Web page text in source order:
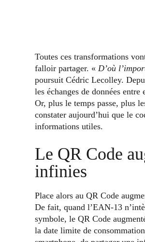
Toutes ces transformations
falloir partager. « D’où
poursuit Cédric Lecolley.
les échanges de données
Or, plus le temps passe, plus
constater aujourd’hui que le
informations utiles.
Le QR Code
infinies
Place alors au QR Code
De fait, quand l’EAN-13
symbole, le QR Code
la date limite de